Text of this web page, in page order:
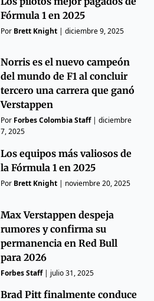
Fórmula 1 en 2025
Por Brett Knight |diciembre 9, 2025
Norris es el nuevo campeón
del mundo de F1 al concluir
tercero una carrera que ganó
Verstappen
Por Forbes Colombia Staff|diciembre
7, 2025
Los equipos más valiosos de
la Fórmula 1 en 2025
Por Brett Knight | noviembre 20, 2025
Max Verstappen despeja
rumores y confirma su
permanencia en Red Bull
para 2026
Forbes Staff| julio 31, 2025
Brad Pitt finalmente conduce